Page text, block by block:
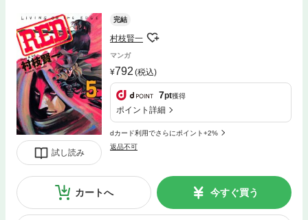
試し読み
完結
村枝賢一
マンガ
792 (税込)
7pt獲得
ポイント詳細
dカード利用でさらにポイント+2%
返品不可
カートへ 今すぐ買う